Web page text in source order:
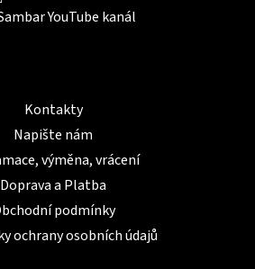
YouTube kanál
Kontakty
Napište nám
výměna, vrácení
Doprava a Platba
podmínky
ochrany osobních údajů